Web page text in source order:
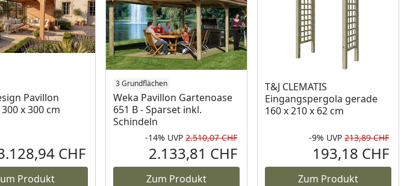
Pavillon
x 300 cm
Aktueller Preis
CHF
Produkt
3 Grundflächen
Weka Pavillon Gartenoase
651 B - Sparset inkl.
Schindeln
Rabatt in Prozent
-14%
Ursprünglicher Preis
UVP 2.510,07 CHF
2.133,81 CHF
Zum Produkt
T&J CLEMATIS
Eingangspergola gerade
160 x 210 x 62 cm
-9% UVP 213,89 CHF
193,18 CHF
Zum Produkt